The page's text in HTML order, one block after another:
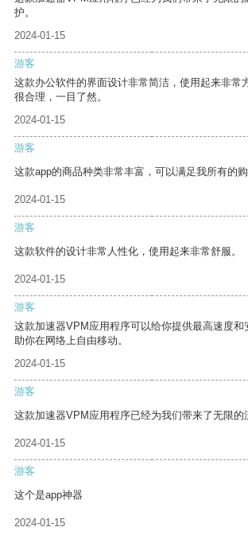
护。
2024-01-15
游客
这款办公软件的界面设计非常简洁，使用起来非常
很合理，一目了然。
2024-01-15
游客
这款app的商品种类非常丰富，可以满足我所有的购
2024-01-15
游客
这款软件的设计非常人性化，使用起来非常舒服。
2024-01-15
游客
这款加速器VPM应用程序可以给你提供最高速度和
助你在网络上自由移动。
2024-01-15
游客
这款加速器VPM应用程序已经为我们带来了无限的
2024-01-15
游客
这个是app神器
2024-01-15